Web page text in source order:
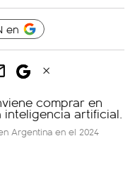
en
Argentina en el 2024